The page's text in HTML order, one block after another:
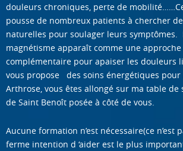
douleurs chroniques, perte de
pousse de nombreux patients à chercher
naturelles pour soulager leurs symptômes.
magnétisme apparaît comme une
complémentaire pour apaiser les douleurs
vous propose des soins énergétiques pour
Arthrose, vous êtes allongé sur ma table de
de Saint Benoît posée à côté de vous.
Aucune formation n’est nécessaire(ce n’est
ferme intention d ‘aider est le plus